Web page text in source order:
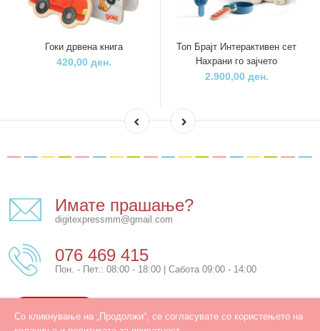
Со кликнување на „Продолжи“, се согласувате со користењето на
Гоки дрвена книга
420,00 ден.
Топ Брајт Интерактивен сет
Нахрани го зајчето
2.900,00 ден.
Имате прашање?
digitexpressmm@gmail.com
076 469 415
Пон. - Пет.: 08:00 - 18:00 | Сабота 09:00 - 14:00